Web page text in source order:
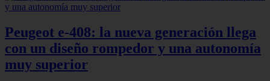
Peugeot e-408: la nueva generación llega
con un diseño rompedor y una autonomía
muy superior